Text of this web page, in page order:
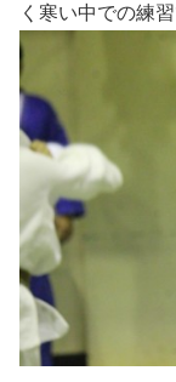
く寒い中での練